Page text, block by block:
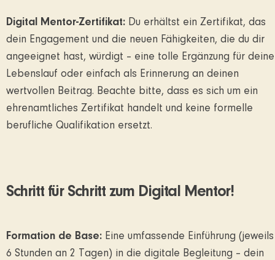
Digital Mentor-Zertifikat: Du erhältst ein Zertifikat, das
dein Engagement und die neuen Fähigkeiten, die du dir
angeeignet hast, würdigt – eine tolle Ergänzung für
Lebenslauf oder einfach als Erinnerung an deinen
wertvollen Beitrag. Beachte bitte, dass es sich um ein
ehrenamtliches Zertifikat handelt und keine formelle
berufliche Qualifikation ersetzt.
Schritt für Schritt zum Digital Mentor!
Formation de Base: Eine umfassende Einführung (jeweils
6 Stunden an 2 Tagen) in die digitale Begleitung – dein